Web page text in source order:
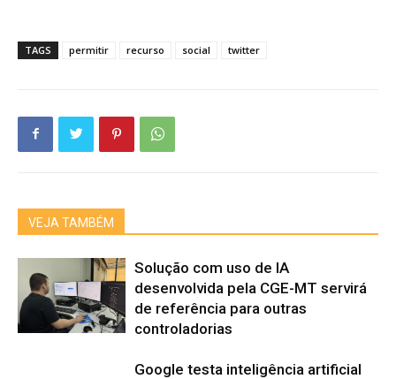
TAGS permitir recurso social twitter
VEJA TAMBÉM
Solução com uso de IA
desenvolvida pela CGE-MT servirá
de referência para outras
controladorias
Google testa inteligência artificial